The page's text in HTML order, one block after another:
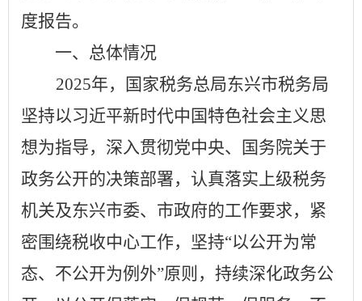
度报告。
一、 总体情况
2025年，国家税务总局东兴市税务局
坚持以习近平新时代中国特色社会主义思
想为指导，深入贯彻党中央、国务院关于
政务公开的决策部署，认真落实上级税务
机关及东兴市委、市政府的工作要求，紧
密围绕税收中心工作，坚持“以公开为常
态、不公开为例外”原则，持续深化政务公